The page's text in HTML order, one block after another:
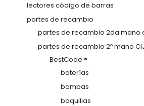
lectores código de barras
partes de recambio
partes de recambio 2da mano
partes de recambio 2º mano
BestCode ®
baterías
bombas
boquillas